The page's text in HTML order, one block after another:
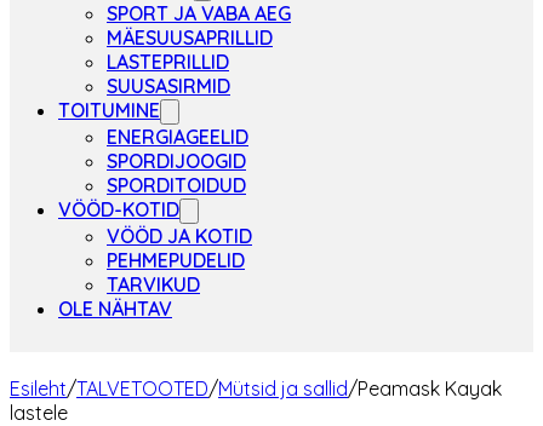
SPORT JA VABA AEG
MÄESUUSAPRILLID
LASTEPRILLID
SUUSASIRMID
TOITUMINE
ENERGIAGEELID
SPORDIJOOGID
SPORDITOIDUD
VÖÖD-KOTID
VÖÖD JA KOTID
PEHMEPUDELID
TARVIKUD
OLE NÄHTAV
Esileht/TALVETOOTED/Mütsid ja sallid/Peamask Kayak
lastele